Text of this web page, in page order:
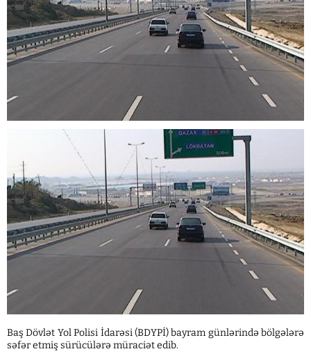
Baş Dövlət Yol Polisi İdarəsi (BDYPİ) bayram günlərində bölgələrə
səfər etmiş sürücülərə müraciət edib.